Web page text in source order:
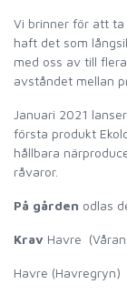
Vi brinner för att
haft det som
med oss av till
avståndet mellan
Januari 2021
första produkt
hållbara
råvaror.
På gården odlas
Krav Havre
Havre (Havregryn)